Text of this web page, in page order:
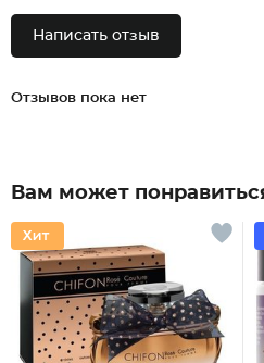
Написать отзыв
Отзывов пока нет
Вам может